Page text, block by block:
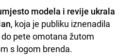
modela i revije ukrala
, koja je publiku iznenadila
pete omotana žutom
s logom brenda.